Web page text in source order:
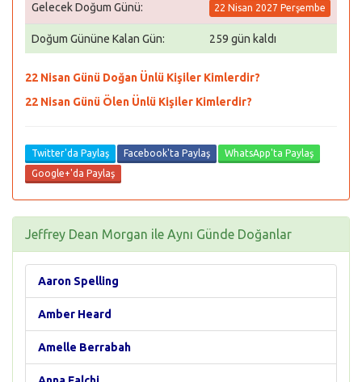
Gelecek Doğum Günü: 22 Nisan 2027 Perşembe
Doğum Gününe Kalan Gün: 259 gün kaldı
22 Nisan Günü Doğan Ünlü Kişiler Kimlerdir?
22 Nisan Günü Ölen Ünlü Kişiler Kimlerdir?
Twitter'da Paylaş Facebook'ta Paylaş
WhatsApp'ta Paylaş
Google+'da Paylaş
Jeffrey Dean Morgan ile Aynı Günde Doğanlar
Aaron Spelling
Amber Heard
Amelle Berrabah